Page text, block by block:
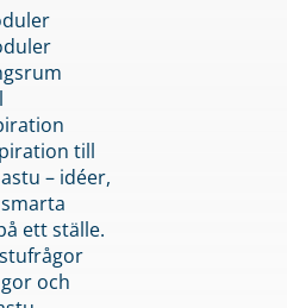
till
– idéer,
ett ställe.
och